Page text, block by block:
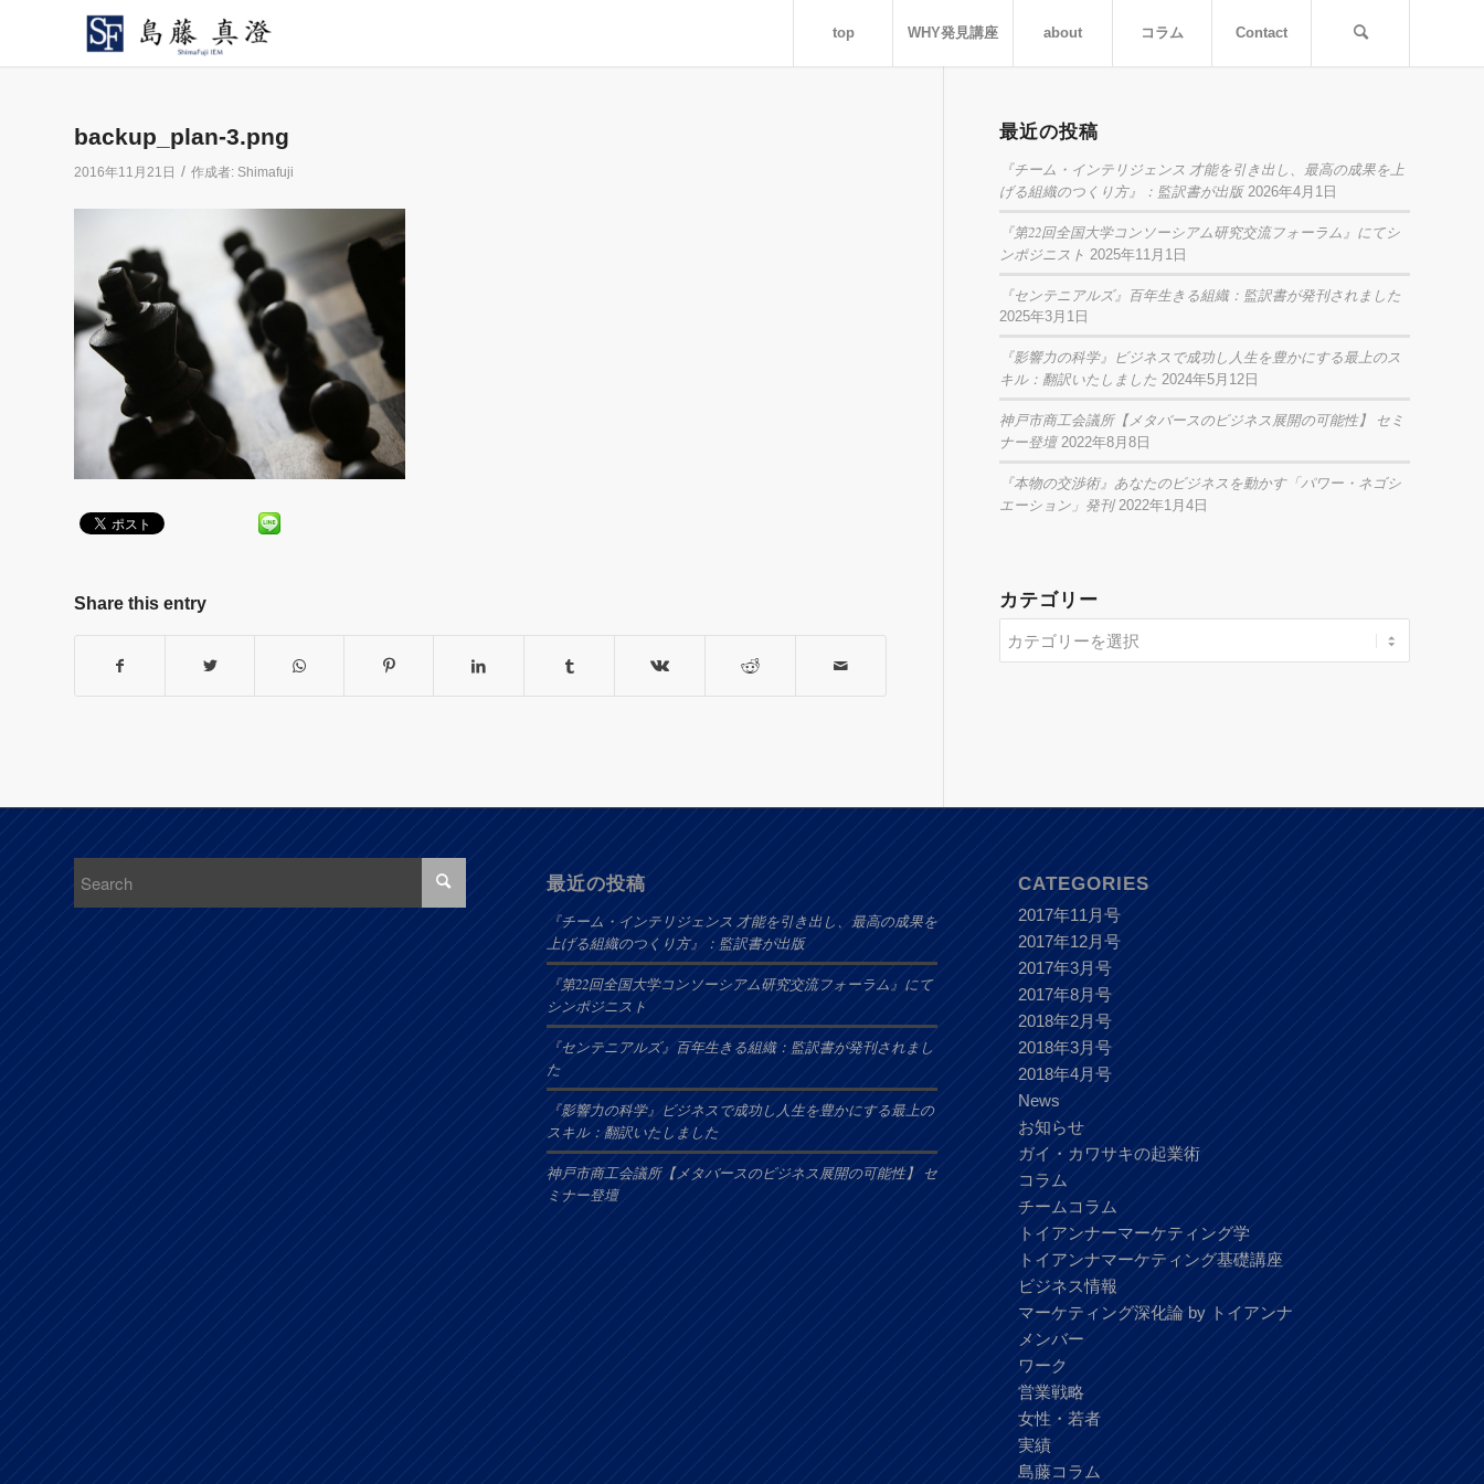
top WHY発見講座 about コラム Contact
backup_plan-3.png
2016年11月21日 / 作成者: Shimafuji
Share this entry
最近の投稿
『チーム・インテリジェンス 才能を引き出し、最高の成果を上
げる組織のつくり方』：監訳書が出版 2026年4月1日
『第22回全国大学コンソーシアム研究交流フォーラム』にてシ
ンポジニスト 2025年11月1日
『センテニアルズ』百年生きる組織：監訳書が発刊されました
2025年3月1日
『影響力の科学』ビジネスで成功し人生を豊かにする最上のス
キル：翻訳いたしました 2024年5月12日
神戸市商工会議所【メタバースのビジネス展開の可能性】 セミ
ナー登壇 2022年8月8日
『本物の交渉術』あなたのビジネスを動かす「パワー・ネゴシ
エーション」発刊 2022年1月4日
カテゴリー
最近の投稿
『チーム・インテリジェンス 才能を引き出し、最高の成果を
上げる組織のつくり方』：監訳書が出版
『第22回全国大学コンソーシアム研究交流フォーラム』にて
シンポジニスト
『センテニアルズ』百年生きる組織：監訳書が発刊されまし
た
『影響力の科学』ビジネスで成功し人生を豊かにする最上の
スキル：翻訳いたしました
神戸市商工会議所【メタバースのビジネス展開の可能性】 セ
ミナー登壇
CATEGORIES
2017年11月号
2017年12月号
2017年3月号
2017年8月号
2018年2月号
2018年3月号
2018年4月号
News
お知らせ
ガイ・カワサキの起業術
コラム
チームコラム
トイアンナーマーケティング学
トイアンナマーケティング基礎講座
ビジネス情報
マーケティング深化論 by トイアンナ
メンバー
ワーク
営業戦略
女性・若者
実績
島藤コラム